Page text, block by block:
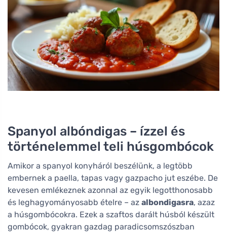
Spanyol albóndigas – ízzel és
történelemmel teli húsgombócok
Amikor a spanyol konyháról beszélünk, a legtöbb
embernek a paella, tapas vagy gazpacho jut eszébe. De
kevesen emlékeznek azonnal az egyik legotthonosabb
és leghagyományosabb ételre – az albondigasra, azaz
a húsgombócokra. Ezek a szaftos darált húsból készült
gombócok, gyakran gazdag paradicsomszószban